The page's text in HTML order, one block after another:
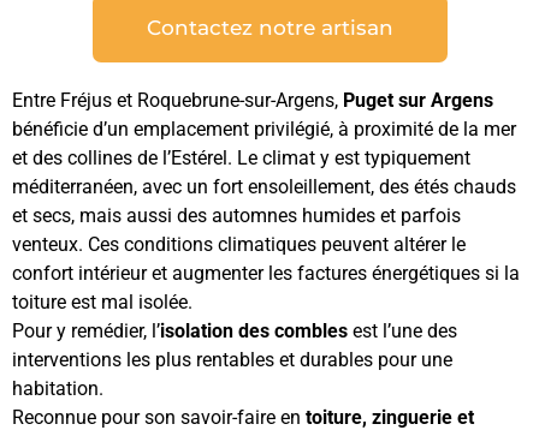
Contactez notre artisan
Entre Fréjus et Roquebrune-sur-Argens, Puget sur Argens
bénéficie d’un emplacement privilégié, à proximité de la mer
et des collines de l’Estérel. Le climat y est typiquement
méditerranéen, avec un fort ensoleillement, des étés chauds
et secs, mais aussi des automnes humides et parfois
venteux. Ces conditions climatiques peuvent altérer le
confort intérieur et augmenter les factures énergétiques si la
toiture est mal isolée.
Pour y remédier, l’isolation des combles est l’une des
interventions les plus rentables et durables pour une
habitation.
Reconnue pour son savoir-faire en toiture, zinguerie et